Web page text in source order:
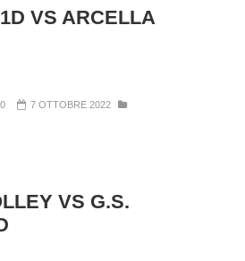
VS ARCELLA
0
7 OTTOBRE 2022
VS G.S.